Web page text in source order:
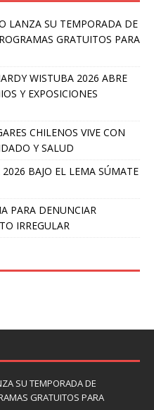
LANZA SU TEMPORADA DE
GRATUITOS PARA
WISTUBA 2026 ABRE
Y EXPOSICIONES
CHILENOS VIVE CON
Y SALUD
BAJO EL LEMA SÚMATE
PARA DENUNCIAR
IRREGULAR
SU TEMPORADA DE
GRATUITOS PARA